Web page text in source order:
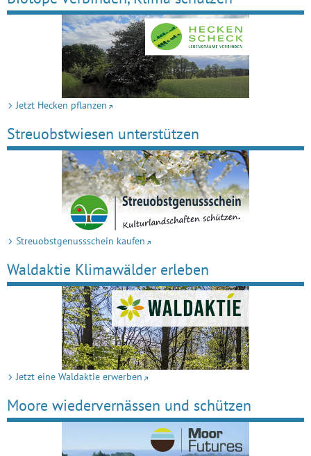
Jetzt Hecken pflanzen
Streuobstwiesen unterstützen
Streuobstgenussschein kaufen
Waldaktie Klimawälder erleben
Jetzt eine Waldaktie erwerben
Moore wiedervernässen und schützen